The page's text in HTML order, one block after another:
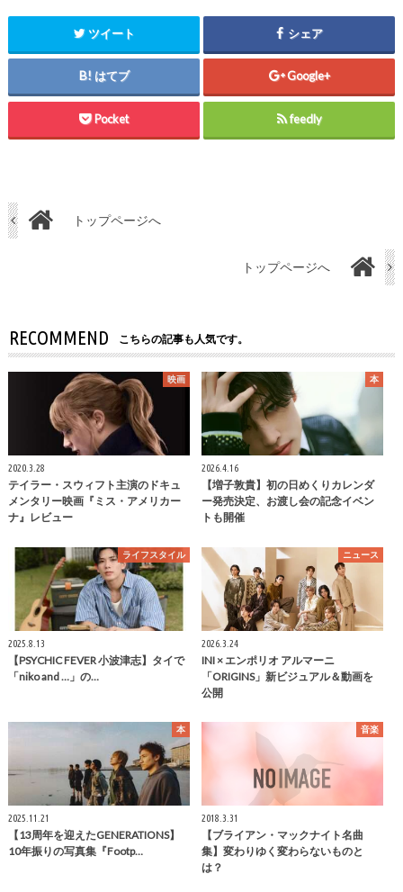
ツイート シェア
はてブ Google+
Pocket feedly
トップページへ
トップページへ
RECOMMEND こちらの記事も人気です。
映画
2020.3.28
テイラー・スウィフト主演のドキュ
メンタリー映画『ミス・アメリカー
ナ』レビュー
本
2026.4.16
【増子敦貴】初の日めくりカレンダ
ー発売決定、お渡し会の記念イベン
トも開催
ライフスタイル
2025.8.13
【PSYCHIC FEVER 小波津志】タイで
「niko and …」の…
ニュース
2026.3.24
INI × エンポリオ アルマーニ
「ORIGINS」新ビジュアル＆動画を
公開
本
2025.11.21
【13周年を迎えたGENERATIONS】
10年振りの写真集『Footp…
音楽
2018.3.31
【ブライアン・マックナイト名曲
集】変わりゆく変わらないものと
は？